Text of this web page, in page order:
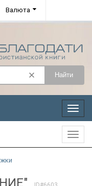
Валюта
Найти
Меню